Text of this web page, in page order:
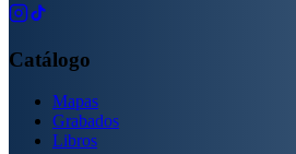
Catálogo
Mapas
Grabados
Libros